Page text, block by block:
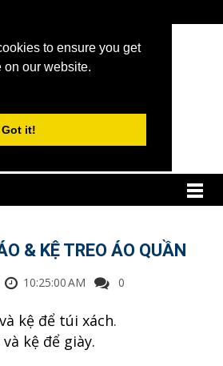
to ensure you get
on our website.
Got it!
& KỆ TREO ÁO QUẦN
10:25:00 AM 0
à kệ để túi xách.
và kệ để giày.